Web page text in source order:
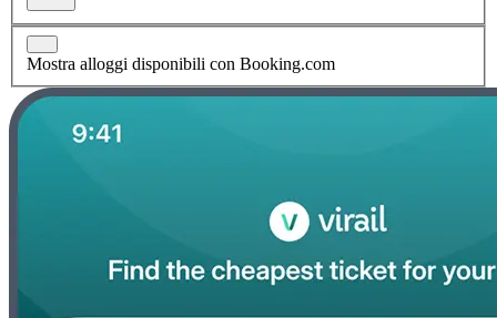
Mostra alloggi disponibili con Booking.com